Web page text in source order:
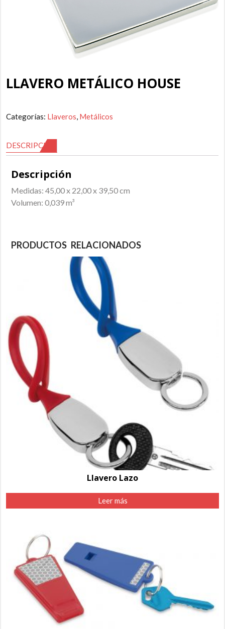
LLAVERO METÁLICO HOUSE
Categorías: Llaveros, Metálicos
DESCRIPCIÓN
Descripción
Medidas: 45,00 x 22,00 x 39,50 cm
Volumen: 0,039 m³
PRODUCTOS RELACIONADOS
Llavero Lazo
Leer más